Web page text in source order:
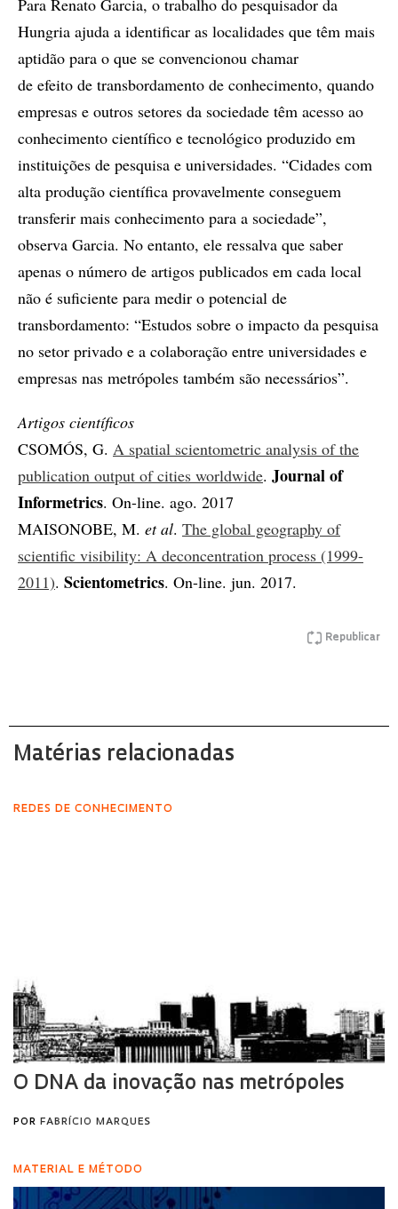
Para Renato Garcia, o trabalho do pesquisador da
Hungria ajuda a identificar as localidades que têm mais
aptidão para o que se convencionou chamar
de efeito de transbordamento de conhecimento, quando
empresas e outros setores da sociedade têm acesso ao
conhecimento científico e tecnológico produzido em
instituições de pesquisa e universidades. “Cidades com
alta produção científica provavelmente conseguem
transferir mais conhecimento para a sociedade”,
observa Garcia. No entanto, ele ressalva que saber
apenas o número de artigos publicados em cada local
não é suficiente para medir o potencial de
transbordamento: “Estudos sobre o impacto da pesquisa
no setor privado e a colaboração entre universidades e
empresas nas metrópoles também são necessários”.
Artigos científicos
CSOMÓS, G. A spatial scientometric analysis of the
publication output of cities worldwide. Journal of
Informetrics. On-line. ago. 2017
MAISONOBE, M. et al. The global geography of
scientific visibility: A deconcentration process (1999-
2011). Scientometrics. On-line. jun. 2017.
Republicar